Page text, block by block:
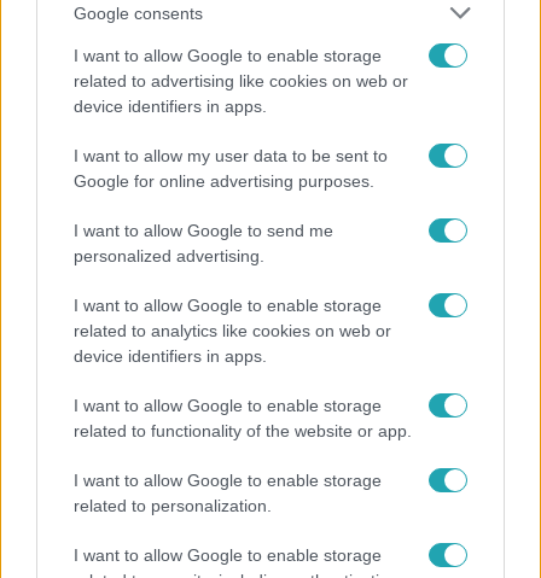
Google consents
I want to allow Google to enable storage
related to advertising like cookies on web or
device identifiers in apps.
I want to allow my user data to be sent to
Google for online advertising purposes.
I want to allow Google to send me
personalized advertising.
I want to allow Google to enable storage
related to analytics like cookies on web or
device identifiers in apps.
I want to allow Google to enable storage
related to functionality of the website or app.
I want to allow Google to enable storage
related to personalization.
I want to allow Google to enable storage
Reggeli
Öt gyereket neveltek fel közösen – szinte sosem
mutatja meg férjét Ungár Anikó